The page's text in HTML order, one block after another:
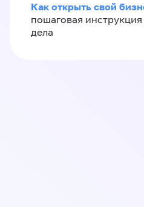
Как открыть свой
пошаговая инструкция
дела